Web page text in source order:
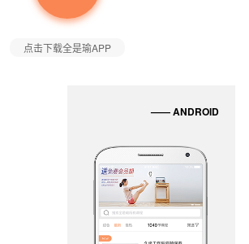
点击下载全是瑜APP
—— ANDROID